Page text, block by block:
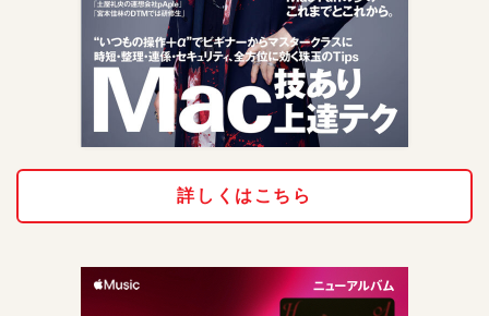
詳しくはこちら